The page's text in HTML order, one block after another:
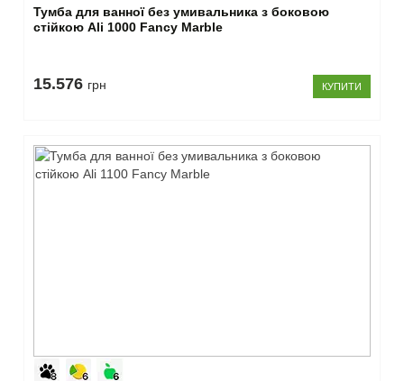
Тумба для ванної без умивальника з боковою
стійкою Ali 1000 Fancy Marble
15.576 грн КУПИТИ